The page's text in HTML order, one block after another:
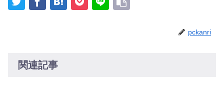
pckanri
関連記事